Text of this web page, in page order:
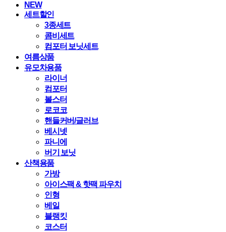
NEW
세트할인
3종세트
콤비세트
컴포터 보닛세트
여름상품
유모차용품
라이너
컴포터
볼스터
로코코
핸들커버/글러브
베시넷
파니에
버기 보닛
산책용품
가방
아이스팩 & 핫팩 파우치
인형
베일
블랭킷
코스터